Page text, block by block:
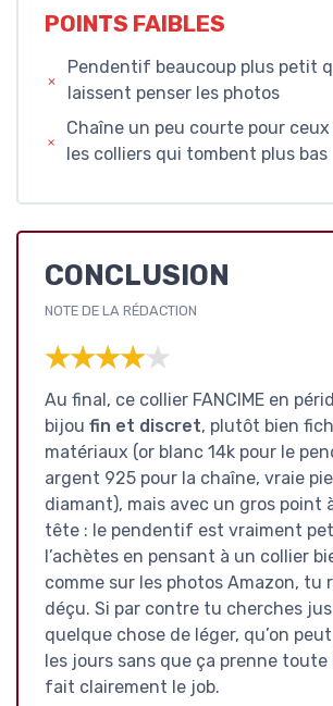
POINTS FAIBLES
Pendentif beaucoup plus petit
laissent penser les photos
Chaîne un peu courte pour
les colliers qui tombent plus bas
CONCLUSION
NOTE DE LA RÉDACTION
★★★★★
★★★★★
Au final, ce collier FANCIME en
bijou fin et discret, plutôt bien
matériaux (or blanc 14k pour le
argent 925 pour la chaîne, vraie
diamant), mais avec un gros point
tête : le pendentif est vraiment
l’achètes en pensant à un collier
comme sur les photos Amazon, tu
déçu. Si par contre tu cherches
quelque chose de léger, qu’on
les jours sans que ça prenne toute
fait clairement le job.